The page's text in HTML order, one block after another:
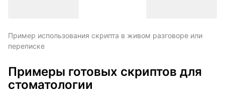
Пример использования скрипта в живом разговоре или
переписке
Примеры готовых скриптов для
стоматологии